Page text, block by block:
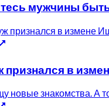
мужчины
признался в